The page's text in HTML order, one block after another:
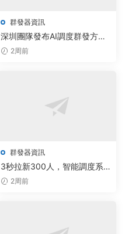
群發器資訊
深圳團隊發布AI調度群發方
案，電報加群網頁版效率提升5
2周前
群發器資訊
3秒拉新300人，智能調度系統
重塑群發效率新标杆
2周前